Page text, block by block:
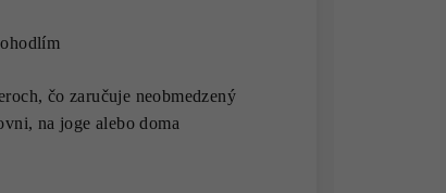
čo zaručuje neobmedzený
na joge alebo doma